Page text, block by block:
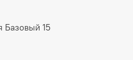
Базовый 15